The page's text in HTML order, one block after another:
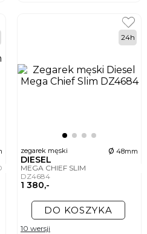
zegarek męski ø 48mm
DIESEL
MEGA CHIEF SLIM
DZ4684
1 380,-
24h
DO KOSZYKA
10 wersji